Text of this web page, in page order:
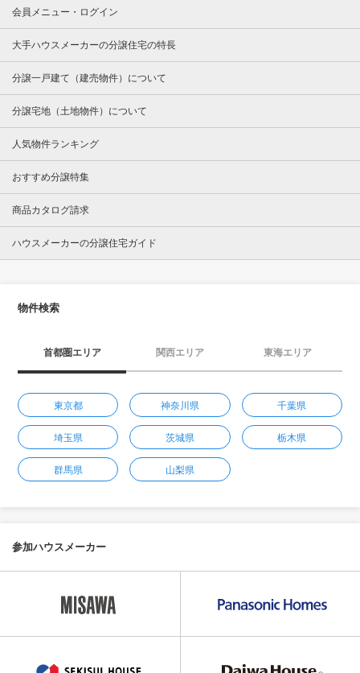
会員メニュー・ログイン
大手ハウスメーカーの分譲住宅の特長
分譲一戸建て（建売物件）について
分譲宅地（土地物件）について
人気物件ランキング
おすすめ分譲特集
商品カタログ請求
ハウスメーカーの分譲住宅ガイド
物件検索
首都圏エリア 関西エリア 東海エリア
東京都 神奈川県 千葉県
埼玉県 茨城県 栃木県
群馬県 山梨県
参加ハウスメーカー